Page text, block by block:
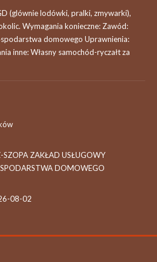
(glównie lodówki, pralki, zmywarki),
Wymagania konieczne: Zawód:
domowego Uprawnienia:
inne: Własny samochód-ryczałt za
SZOPA ZAKŁAD USŁUGOWY
DOMOWEGO
08-02